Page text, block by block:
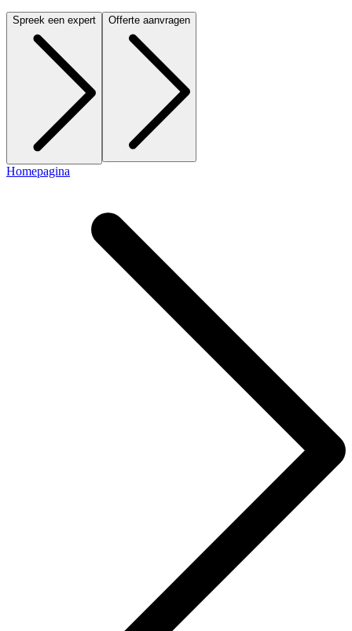
Spreek een expert Offerte aanvragen
Homepagina